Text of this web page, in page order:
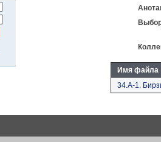
Имя файла
34.А-1.